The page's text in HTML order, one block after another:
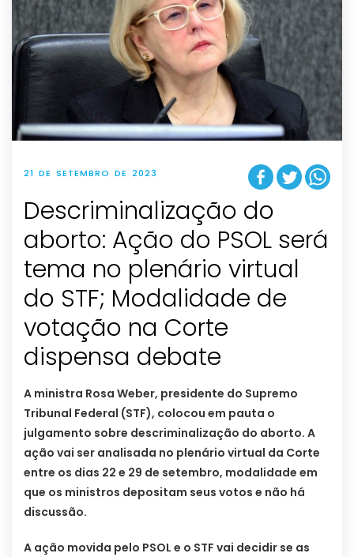
21 DE SETEMBRO DE 2023
Descriminalização do
aborto: Ação do PSOL será
tema no plenário virtual
do STF; Modalidade de
votação na Corte
dispensa debate
A ministra Rosa Weber, presidente do Supremo
Tribunal Federal (STF), colocou em pauta o
julgamento sobre descriminalização do aborto. A
ação vai ser analisada no plenário virtual da Corte
entre os dias 22 e 29 de setembro, modalidade em
que os ministros depositam seus votos e não há
discussão.
A ação movida pelo PSOL e o STF vai decidir se as